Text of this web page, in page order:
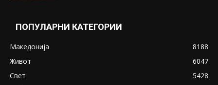
ПОПУЛАРНИ КАТЕГОРИИ
Македонија
8188
Живот
6047
Свет
5428